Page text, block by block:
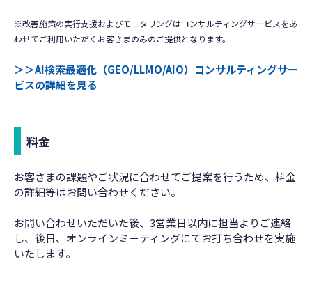
※改善施策の実行支援およびモニタリングはコンサルティングサービスをあ
わせてご利用いただくお客さまのみのご提供となります。
＞＞AI検索最適化（GEO/LLMO/AIO）コンサルティングサー
ビスの詳細を見る
料金
お客さまの課題やご状況に合わせてご提案を行うため、料金
の詳細等はお問い合わせください。
お問い合わせいただいた後、3営業日以内に担当よりご連絡
し、後日、オンラインミーティングにてお打ち合わせを実施
いたします。